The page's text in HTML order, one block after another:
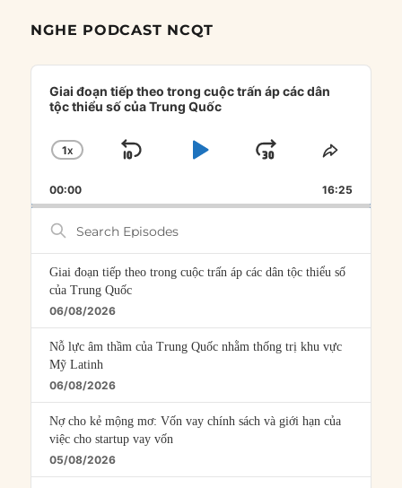
NGHE PODCAST NCQT
Audio
Player
Giai đoạn tiếp theo trong cuộc trấn áp các dân
tộc thiểu số của Trung Quốc
CHANGE
RATE
1X
SKIP
PLAYJUMP
FORWARD
SHARE
00:00 16:25
Search
Episodes
Giai đoạn tiếp theo trong cuộc trấn áp các dân tộc thiểu số
của Trung Quốc
06/08/2026
Nỗ lực âm thầm của Trung Quốc nhằm thống trị khu vực
Mỹ Latinh
06/08/2026
Nợ cho kẻ mộng mơ: Vốn vay chính sách và giới hạn của
việc cho startup vay vốn
05/08/2026